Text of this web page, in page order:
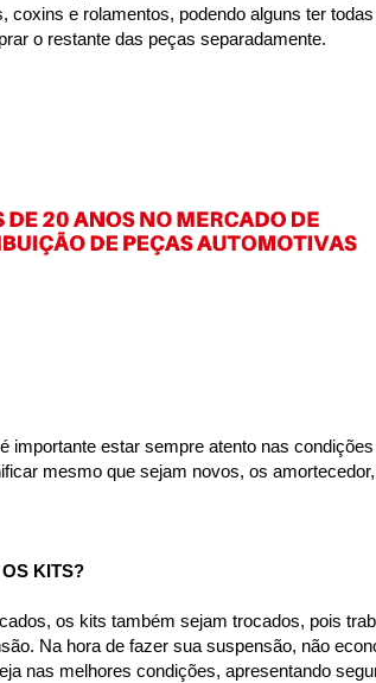
e rolamentos, podendo alguns ter
o restante das peças separadamente.
importante estar sempre atento nas
mesmo que sejam novos, os
KITS?
os kits também sejam trocados, pois
Na hora de fazer sua suspensão, não
nas melhores condições, apresentando